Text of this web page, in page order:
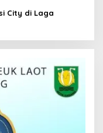
City di Laga